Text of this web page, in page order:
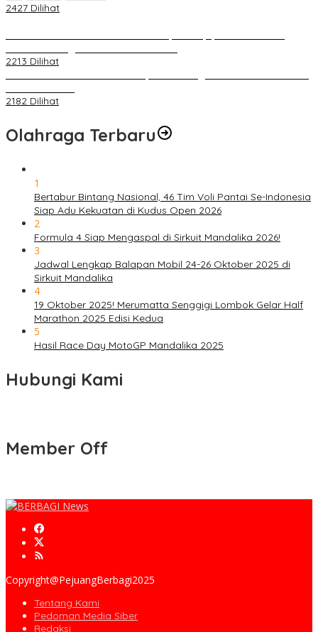
2427 Dilihat
2213 Dilihat
2182 Dilihat
Olahraga Terbaru
1
Bertabur Bintang Nasional, 46 Tim Voli Pantai Se-Indonesia
Siap Adu Kekuatan di Kudus Open 2026
2
Formula 4 Siap Mengaspal di Sirkuit Mandalika 2026!
3
Jadwal Lengkap Balapan Mobil 24-26 Oktober 2025 di
Sirkuit Mandalika
4
19 Oktober 2025! Merumatta Senggigi Lombok Gelar Half
Marathon 2025 Edisi Kedua
5
Hasil Race Day MotoGP Mandalika 2025
Hubungi Kami
Member Off
Copyright@PejuangBerbagi2025
Tentang Kami
Pedoman Media Siber
Redaksi